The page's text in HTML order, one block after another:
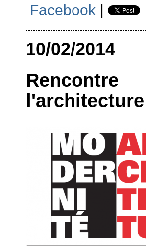
Facebook
10/02/2014
l'architecture